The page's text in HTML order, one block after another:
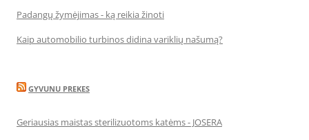
Padangų žymėjimas - ką reikia žinoti
Kaip automobilio turbinos didina variklių našumą?
GYVUNU PREKES
Geriausias maistas sterilizuotoms katėms - JOSERA